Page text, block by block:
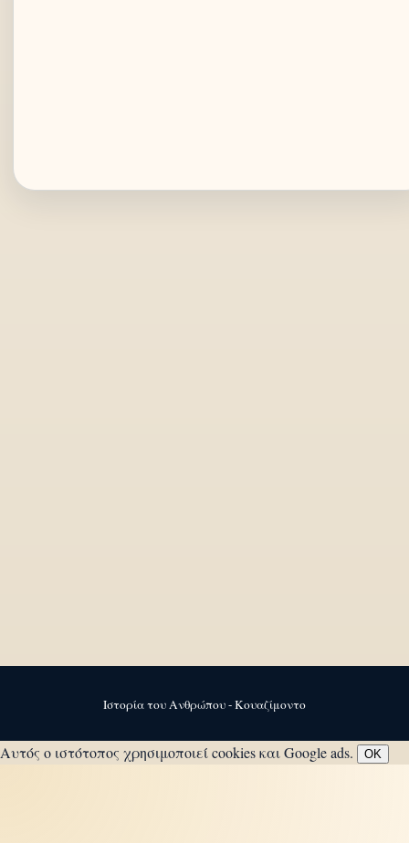
Ιστορία του Ανθρώπου - Κουαζίμοντο
Αυτός ο ιστότοπος χρησιμοποιεί cookies και Google ads. OK